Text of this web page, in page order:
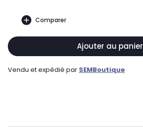
Comparer
Ajouter au panier
Vendu et expédié par SEMBoutique